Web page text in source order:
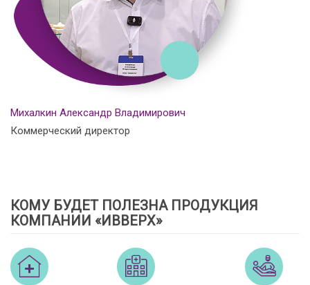
Михалкин Александр Владимирович
Коммерческий директор
КОМУ БУДЕТ ПОЛЕЗНА ПРОДУКЦИЯ
КОМПАНИИ «ИВВЕРХ»